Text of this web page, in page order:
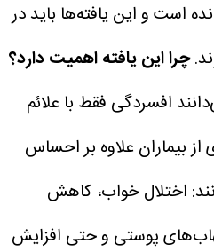
است و این یافته‌ها باید در
چرا این یافته اهمیت دارد؟
افسردگی فقط با علائم
بیماران علاوه بر احساس
اختلال خواب، کاهش
پوستی و حتی افزایش